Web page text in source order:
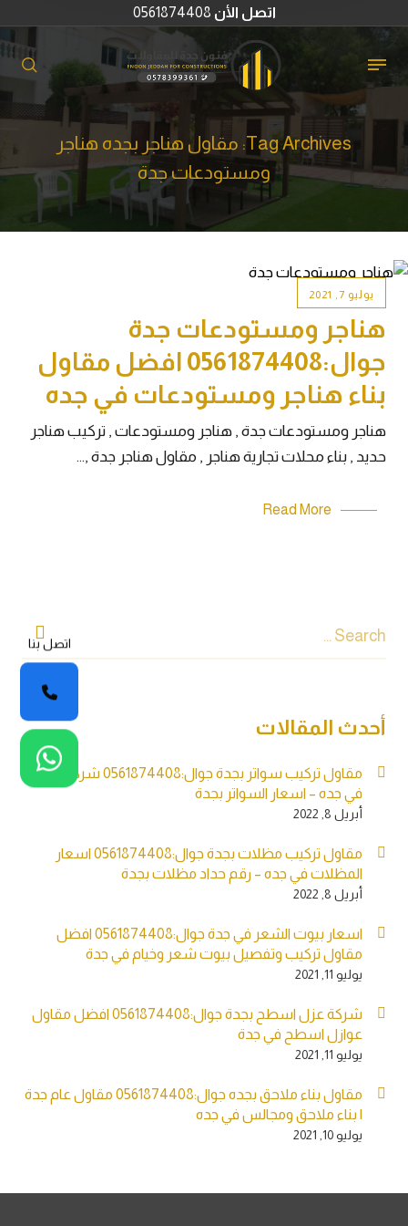
اتصل الأن
Tag Archives: مقاول هناجر بجده هناجر
ومستودعات جدة
يوليو 7, 2021
هناجر ومستودعات جدة
جوال:0561874408 افضل مقاول
بناء هناجر ومستودعات في جده
هناجر ومستودعات جدة , هناجر ومستودعات , تركيب هناجر
حديد , بناء محلات تجارية هناجر , مقاول هناجر جدة ,…
Read More
أحدث المقالات
مقاول تركيب سواتر بجدة جوال:0561874408 شركة سواتر
في جده – اسعار السواتر بجدة
أبريل 8, 2022
مقاول تركيب مظلات بجدة جوال:0561874408 اسعار
المظلات في جده – رقم حداد مظلات بجدة
أبريل 8, 2022
اسعار بيوت الشعر في جدة جوال:0561874408 افضل
مقاول تركيب وتفصيل بيوت شعر وخيام في جدة
يوليو 11, 2021
شركة عزل اسطح بجدة جوال:0561874408 افضل مقاول
عوازل اسطح في جدة
يوليو 11, 2021
مقاول بناء ملاحق بجده جوال:0561874408 مقاول عام جدة
| بناء ملاحق ومجالس في جده
يوليو 10, 2021
اتصل بنا